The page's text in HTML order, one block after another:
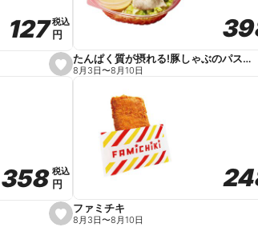
e
s
e
e
127
127税込
税込
円
円
たんぱく質が摂れる!豚しゃぶのパスタサラダ
8月3日〜8月10日
s
e
358
358税込
税込
円
円
ファミチキ
8月3日〜8月10日